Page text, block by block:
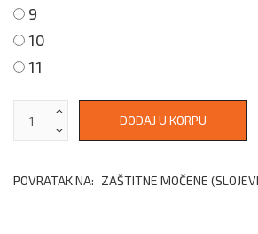
9
10
11
POVRATAK NA: ZAŠTITNE MOČENE